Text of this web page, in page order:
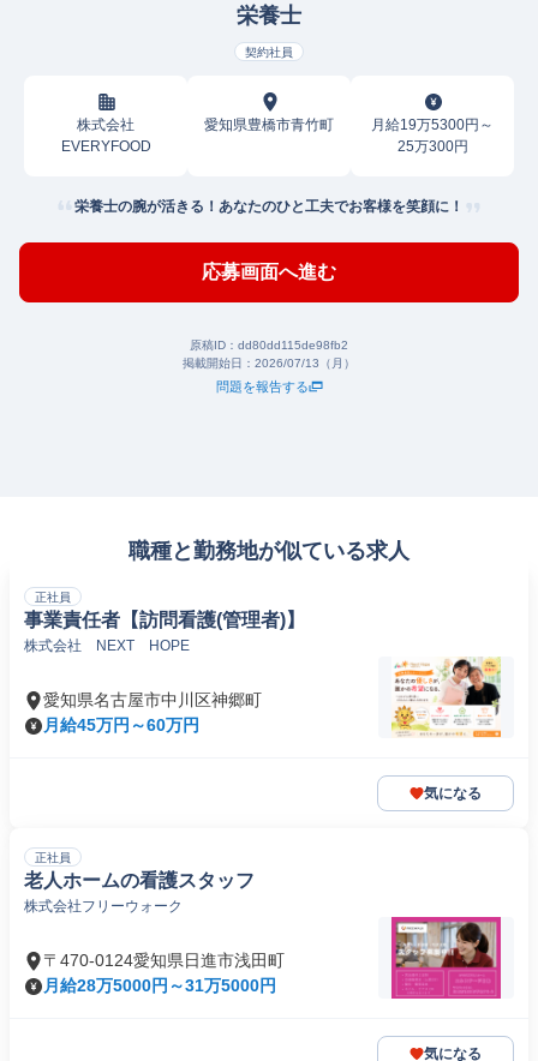
栄養士
契約社員
株式会社
EVERYFOOD
愛知県豊橋市青竹町
月給19万5300円～
25万300円
栄養士の腕が活きる！あなたのひと工夫でお客様を笑顔に！
応募画面へ進む
原稿ID： dd80dd115de98fb2
掲載開始日： 2026/07/13（月）
問題を報告する
職種と勤務地が似ている求人
正社員
事業責任者【訪問看護(管理者)】
株式会社 NEXT HOPE
愛知県名古屋市中川区神郷町
月給45万円～60万円
気になる
正社員
老人ホームの看護スタッフ
株式会社フリーウォーク
〒470-0124愛知県日進市浅田町
月給28万5000円～31万5000円
気になる